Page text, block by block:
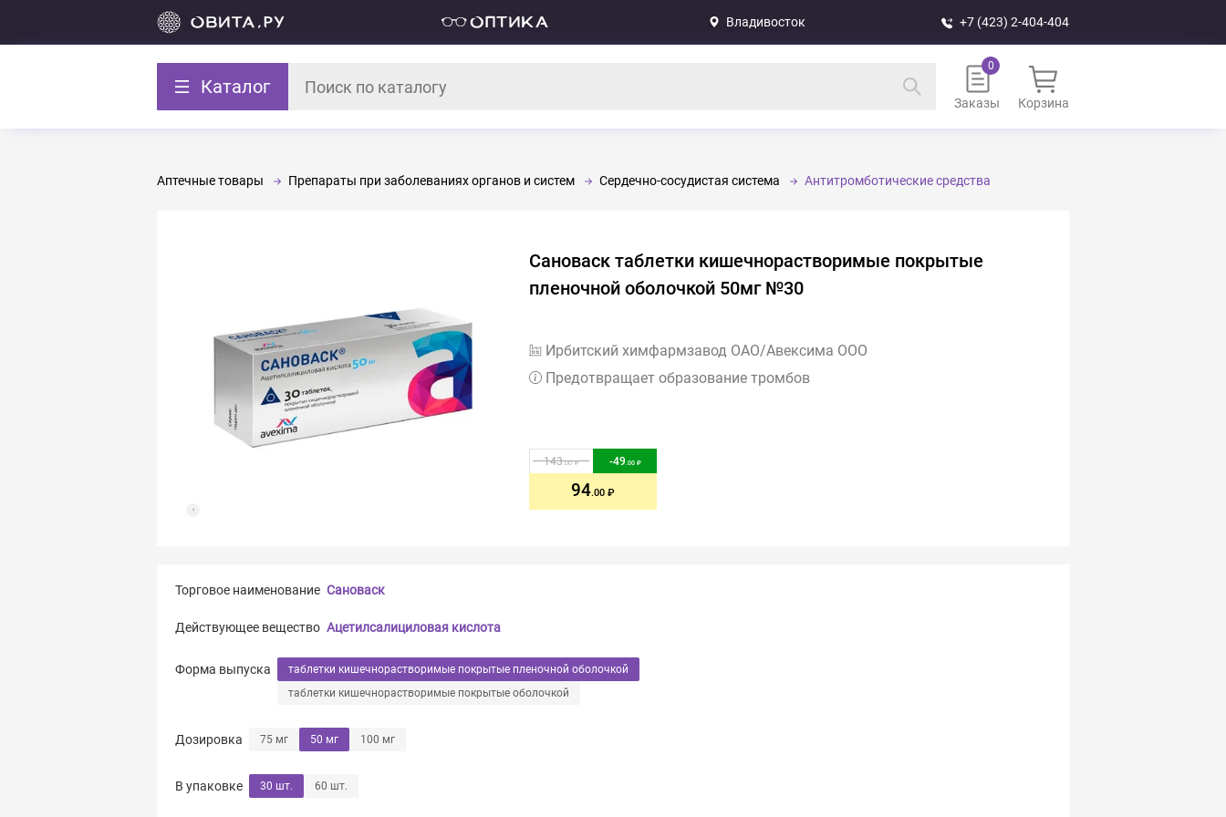
Владивосток +7 (423) 2-404-404
Каталог
Заказы Корзина
Аптечные товары Препараты при заболеваниях органов и систем Сердечно-сосудистая система Антитромботические средства
Сановаск таблетки кишечнорастворимые покрытые
пленочной оболочкой 50мг №30
Ирбитский химфармзавод ОАО/Авексима ООО
Предотвращает образование тромбов
143.00 -49.00
94.00
Торговое наименование Сановаск
Действующее вещество Ацетилсалициловая кислота
Форма выпуска
таблетки кишечнорастворимые покрытые пленочной оболочкой
таблетки кишечнорастворимые покрытые оболочкой
Дозировка 75 мг 50 мг 100 мг
В упаковке 30 шт. 60 шт.